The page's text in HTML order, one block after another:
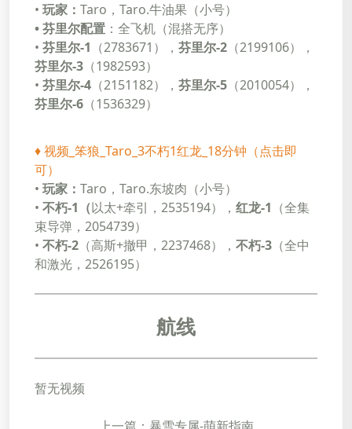
• 玩家： Taro，Taro.牛油果（小号）
• 芬里尔配置 ：全飞机（混搭无序）
• 芬里尔-1 （2783671）， 芬里尔-2 （2199106），
芬里尔-3 （1982593）
• 芬里尔-4 （2151182）， 芬里尔-5 （2010054），
芬里尔-6 （1536329）
♦视频_笨狼_Taro_3不朽1红龙_18分钟（点击即
可）
• 玩家： Taro，Taro.东坡肉（小号）
• 不朽-1（以太+牵引，2535194）， 红龙-1 （全集
束导弹，2054739）
• 不朽-2 （高斯+撤甲，2237468）， 不朽-3 （全中
和激光，2526195）
航线
暂无视频